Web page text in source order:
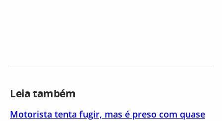
Leia também
Motorista tenta fugir, mas é preso com quase